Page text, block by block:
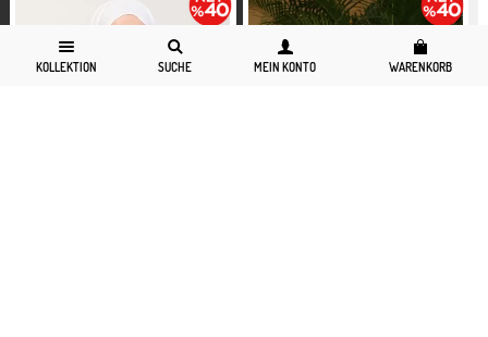
KOLLEKTION SUCHE MEIN KONTO WARENKORB